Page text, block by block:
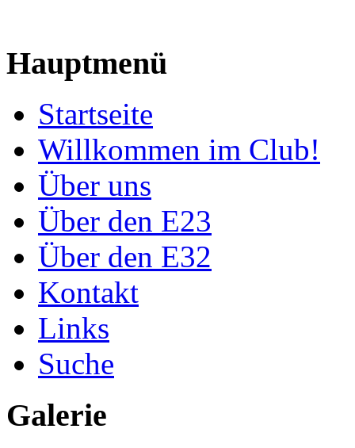
Hauptmenü
Startseite
Willkommen im Club!
Über uns
Über den E23
Über den E32
Kontakt
Links
Suche
Galerie